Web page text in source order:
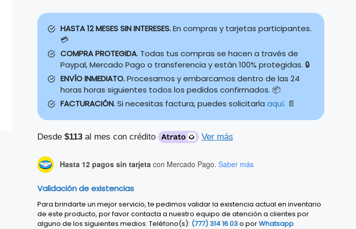
HASTA 12 MESES SIN INTERESES.En compras y tarjetas participantes.
💳
COMPRA PROTEGIDA. Todas tus compras se hacen a través de
Paypal, Mercado Pago o transferencia y están 100% protegidas. 🔒
ENVÍO INMEDIATO.Procesamos y embarcamos dentro de las 24
horas horas siguientes todos los pedidos confirmados. 📦
FACTURACIÓN.Si necesitas factura, puedes solicitarla aquí. 📄
Desde $113al mes con crédito Ver más
Hasta 12 pagos sin tarjetacon Mercado Pago. Saber más
Validación de existencias
Para brindarte un mejor servicio, te pedimos validar la existencia actual en inventario
de este producto, por favor contacta a nuestro equipo de atención a clientes por
alguno de los siguientes medios: Teléfono(s): (777) 314 16 03o porWhatsapp.